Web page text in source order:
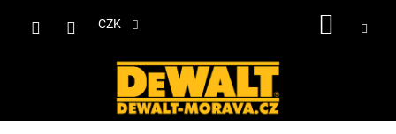
CZK